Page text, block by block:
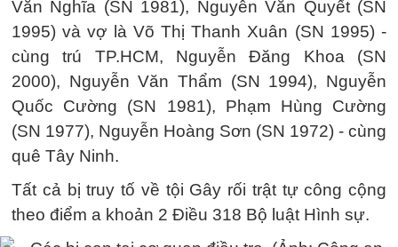
Văn Nghĩa (SN 1981), Nguyễn Văn Quyết (SN
1995) và vợ là Võ Thị Thanh Xuân (SN 1995) -
cùng trú TP.HCM, Nguyễn Đăng Khoa (SN
2000), Nguyễn Văn Thẩm (SN 1994), Nguyễn
Quốc Cường (SN 1981), Phạm Hùng Cường
(SN 1977), Nguyễn Hoàng Sơn (SN 1972) - cùng
quê Tây Ninh.
Tất cả bị truy tố về tội Gây rối trật tự công cộng
theo điểm a khoản 2 Điều 318 Bộ luật Hình sự.